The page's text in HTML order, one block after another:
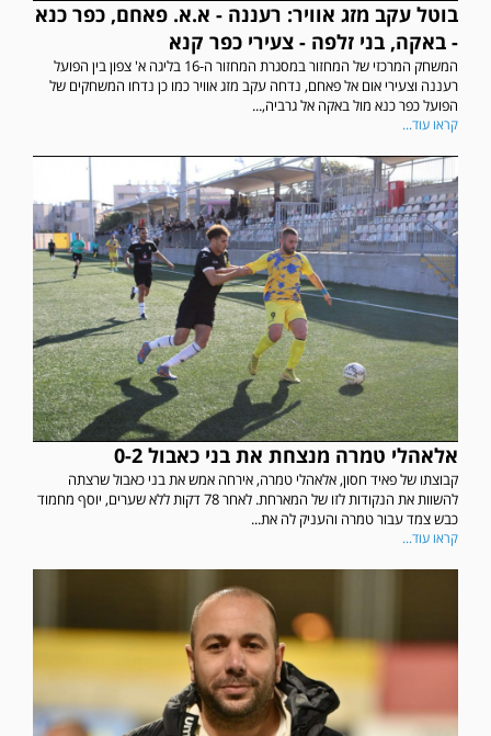
בוטל עקב מזג אוויר: רעננה - א.א. פאחם, כפר כנא
- באקה, בני זלפה - צעירי כפר קנא
המשחק המרכזי של המחזור במסגרת המחזור ה-16 בליגה א' צפון בין הפועל
רעננה וצעירי אום אל פאחם, נדחה עקב מזג אוויר כמו כן נדחו המשחקים של
הפועל כפר כנא מול באקה אל גרביה,...
קראו עוד...
אלאהלי טמרה מנצחת את בני כאבול 0-2
קבוצתו של פאיד חסון, אלאהלי טמרה, אירחה אמש את בני כאבול שרצתה
להשוות את הנקודות לזו של המארחת. לאחר 78 דקות ללא שערים, יוסף מחמוד
כבש צמד עבור טמרה והעניק לה את...
קראו עוד...